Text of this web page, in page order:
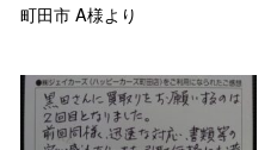
町田市 A様より
お役立ちコラム
お客様の声
中古車販売